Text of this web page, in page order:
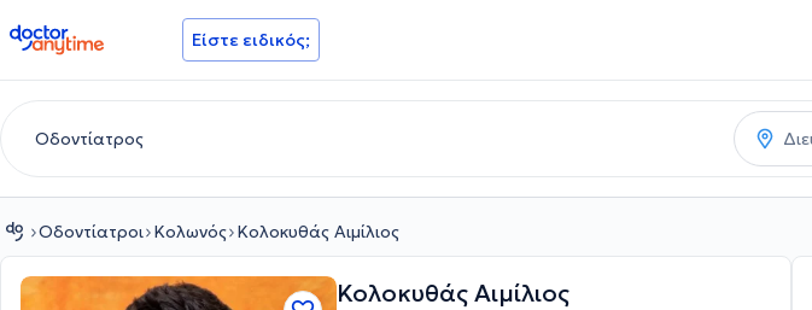
doctoranytime Είστε ειδικός;
Οδοντίατροι Κολωνός Κολοκυθάς Αιμίλιος
Κολοκυθάς Αιμίλιος